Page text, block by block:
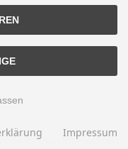
. Die durchgestrichenen Preise
Impressum